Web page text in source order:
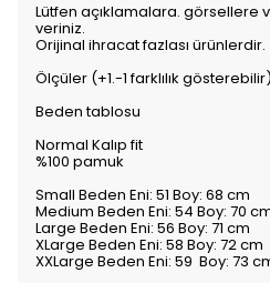
Lütfen açıklamalara.
veriniz.
Orijinal ihracat fazlası ürünlerdir.
Ölçüler (+1.-1 farklılık gösterebilir)
Beden tablosu
Normal Kalıp fit
%100 pamuk
Small Beden Eni: 51 Boy: 68 cm
Medium Beden Eni: 54 Boy: 70
Large Beden Eni: 56 Boy: 71 cm
XLarge Beden Eni: 58 Boy: 72 cm
XXLarge Beden Eni: 59 Boy: 73